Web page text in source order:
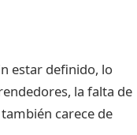
estar definido, lo
la falta de
carece de